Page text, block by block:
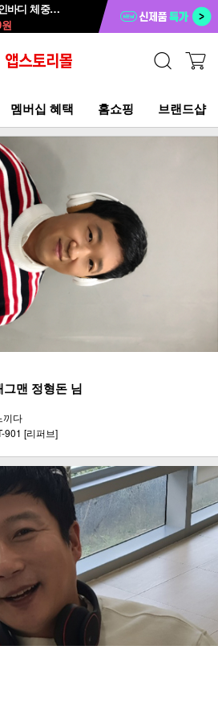
HUUM 스마트 인바디 체중계 SB-108B
원
멤버십 혜택 홈쇼핑 브랜드샵
그맨 정형돈 님
끼다
901 [리퍼브]